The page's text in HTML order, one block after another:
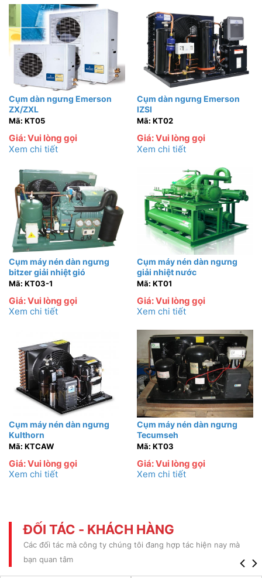
Cụm dàn ngưng Emerson
ZX/ZXL
Mã: KT05
Giá: Vui lòng gọi
Xem chi tiết
Cụm dàn ngưng Emerson
IZSI
Mã: KT02
Giá: Vui lòng gọi
Xem chi tiết
Cụm máy nén dàn ngưng
bitzer giải nhiệt gió
Mã: KT03-1
Giá: Vui lòng gọi
Xem chi tiết
Cụm máy nén dàn ngưng
giải nhiệt nước
Mã: KT01
Giá: Vui lòng gọi
Xem chi tiết
Cụm máy nén dàn ngưng
Kulthorn
Mã: KTCAW
Giá: Vui lòng gọi
Xem chi tiết
Cụm máy nén dàn ngưng
Tecumseh
Mã: KT03
Giá: Vui lòng gọi
Xem chi tiết
ĐỐI TÁC - KHÁCH HÀNG
Các đối tác mà công ty chúng tôi đang hợp tác hiện nay mà
bạn quan tâm